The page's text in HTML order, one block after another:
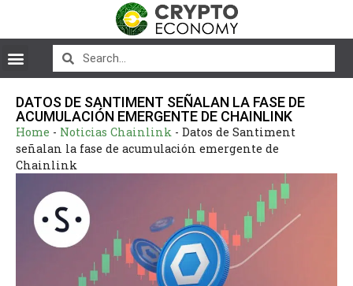
DATOS DE SANTIMENT SEÑALAN LA FASE DE
ACUMULACIÓN EMERGENTE DE CHAINLINK
Home - Noticias Chainlink - Datos de Santiment
señalan la fase de acumulación emergente de
Chainlink